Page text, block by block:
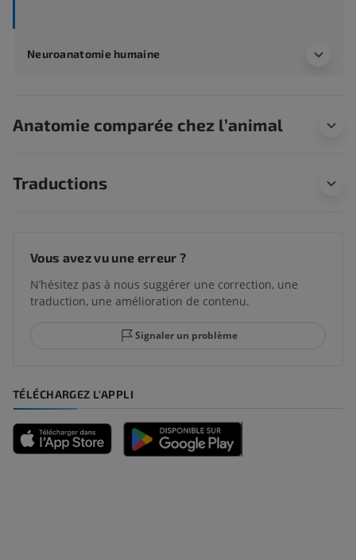
Neuroanatomie humaine
Anatomie comparée chez l’animal
Traductions
Vous avez vu une erreur ?
N’hésitez pas à nous suggérer une correction, une
traduction, une amélioration de contenu.
Signaler un problème
TÉLÉCHARGEZ L'APPLI